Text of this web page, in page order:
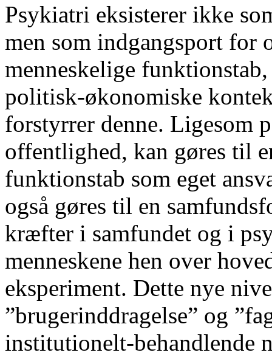
Psykiatri eksisterer ikke
men som indgangsport for
menneskelige
politisk-økonomiske
forstyrrer denne. Ligesom
offentlighed, kan gøres til
funktionstab som eget
også gøres til en
kræfter i samfundet og i
menneskene hen over
eksperiment. Dette nye
”brugerinddragelse” og
institutionelt-behandlende